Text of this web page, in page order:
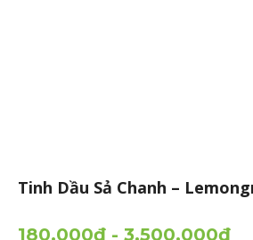
Tinh Dầu Sả Chanh –
180.000₫ - 3.500.000₫